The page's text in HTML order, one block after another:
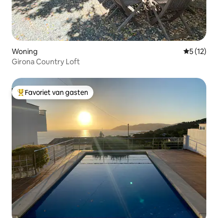
Woning
5 (12)
Girona Country Loft
Topfavoriet van gasten
Favoriet van gasten